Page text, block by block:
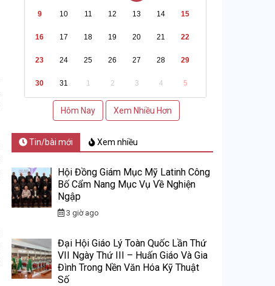
9 10 11 12 13 14 15
16 17 18 19 20 21 22
23 24 25 26 27 28 29
30 31 1 2 3 4 5
Hôm Nay Xem Nhiều Hơn
Tin/bài mới Xem nhiều
Hội Đồng Giám Mục Mỹ Latinh Công
Bố Cẩm Nang Mục Vụ Về Nghiện
Ngập
3 giờ ago
Đại Hội Giáo Lý Toàn Quốc Lần Thứ
VII Ngày Thứ III – Huấn Giáo Và Gia
Đình Trong Nền Văn Hóa Kỹ Thuật
Số